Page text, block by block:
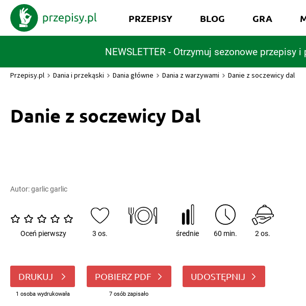
NEWSLETTER - Otrzymuj sezonowe przepisy i
PRZEPISY BLOG GRA
Przepisy.pl Dania i przekąski Dania główne Dania z warzywami Danie z soczewicy dal
Danie z soczewicy Dal
Autor:garlic garlic
Oceń pierwszy 3 os. średnie 60 min. 2 os.
DRUKUJ
1 osoba wydrukowała
POBIERZ PDF
7 osób zapisało
UDOSTĘPNIJ